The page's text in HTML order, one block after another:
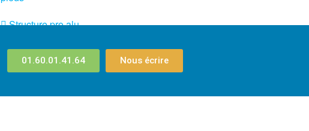
Structure pro alu
01.60.01.41.64 Nous écrire